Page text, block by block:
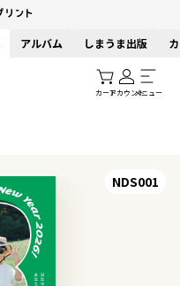
アルバム しまうま出版
カートアカウントメニュー
NDS001